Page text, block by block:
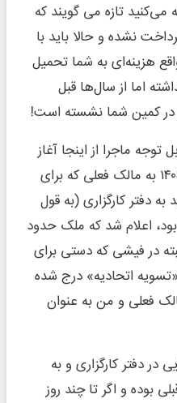
تازه می گویند که
نشده و حالا باید با
هزینه‌ای به شما تحمیل
اما از سال‌ها قبل
در کمین شما نشسته است!
ماجرا از اینجا آغاز
می‌شود که در اردیبهشت سال ۱۴۰۵ به مالک فعلی که برای
دفتر کارگزاری (به قول
اعلام شد که ملک حدود
در فیشی که دستی برای
اتحادیه» درج شده
فعلی و من به عنوان
در دفتر کارگزاری و به
بوده و اگر تا چند روز